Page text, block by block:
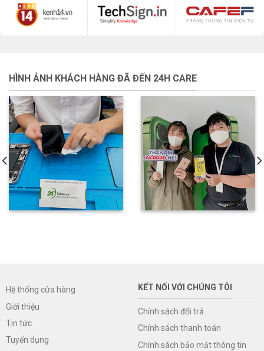
HÌNH ẢNH KHÁCH HÀNG ĐÃ ĐẾN 24H CARE
Hệ thống cửa hàng
Giới thiệu
Tin tức
Tuyển dụng
KẾT NỐI VỚI CHÚNG TÔI
Chính sách đổi trả
Chính sách thanh toán
Chính sách bảo mật thông tin